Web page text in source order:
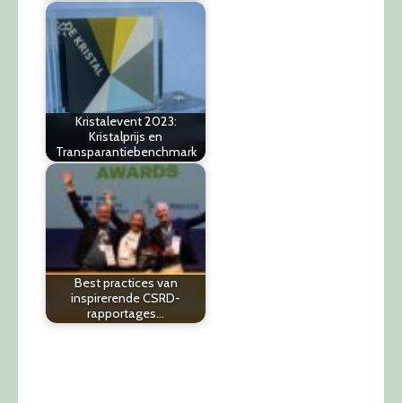
Kristalevent 2023:
Kristalprijs en
Transparantiebenchmark
Best practices van
inspirerende CSRD-
rapportages…